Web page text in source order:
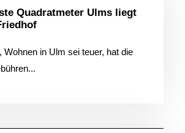
Quadratmeter Ulms liegt
Wohnen in Ulm sei teuer, hat die